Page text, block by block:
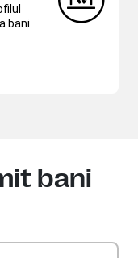
bani
bani